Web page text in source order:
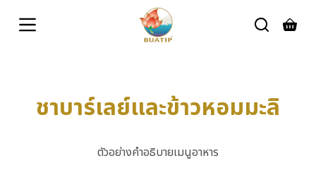
k
ชาบาร์เลย์และข้าวหอมมะลิ
ตัวอย่างคำอธิบายเมนูอาหาร